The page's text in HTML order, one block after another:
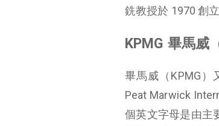
銑教授於 1970 創
KPMG 畢馬威
畢馬威（KPMG
Peat Marwick
個英文字母是由主